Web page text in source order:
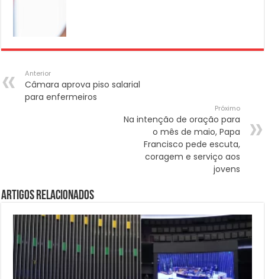
Anterior
Câmara aprova piso salarial
para enfermeiros
Próximo
Na intenção de oração para
o mês de maio, Papa
Francisco pede escuta,
coragem e serviço aos
jovens
Artigos Relacionados